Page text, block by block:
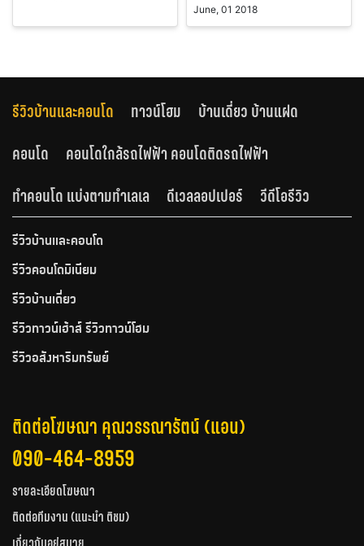
June, 01 2018
รีวิวบ้านและคอนโด ทาวน์โฮม
บ้านเดี่ยว บ้านแฝด
คอนโด
คอนโดใกล้รถไฟฟ้า คอนโดติดรถไฟฟ้า
ทำคอนโด แบ่งตามทำเลเล
ดีเวลลอปเปอร์ วีดีโอรีวิว
รีวิวบ้านและคอนโด
รีวิวคอนโดมิเนียม
รีวิวบ้านเดี่ยว
รีวิวทาวน์เฮ้าส์ รีวิวทาวน์โฮม
รีวิวอสังหาริมทรัพย์
ติดต่อโฆษณา คุณวรรณารัตน์ (แอน)
090-464-8959
รายละเอียดโฆษณา
ติดต่อทีมงาน (แนะนำ ติชม)